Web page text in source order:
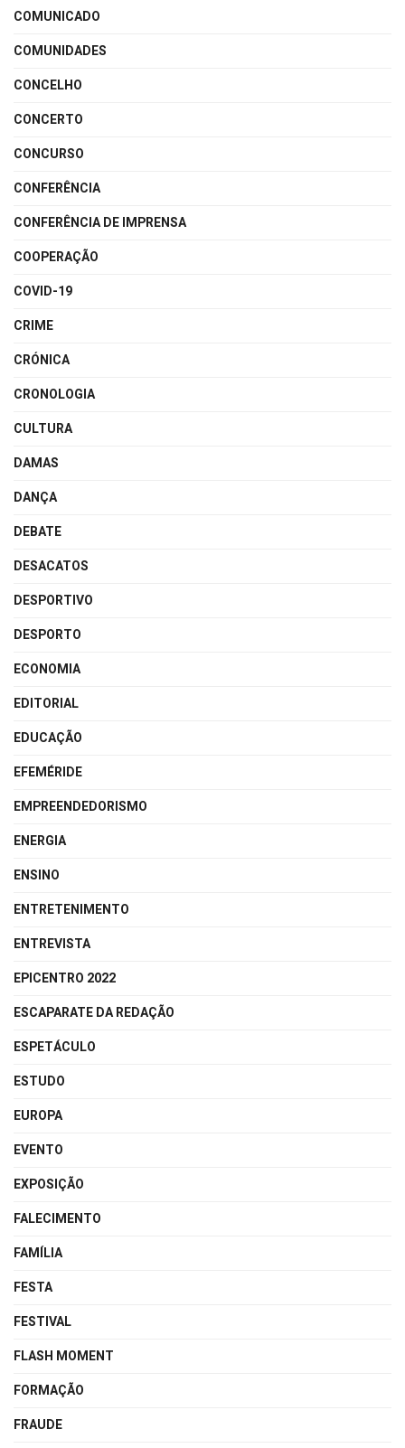
COMUNICADO
COMUNIDADES
CONCELHO
CONCERTO
CONCURSO
CONFERÊNCIA
CONFERÊNCIA DE IMPRENSA
COOPERAÇÃO
COVID-19
CRIME
CRÓNICA
CRONOLOGIA
CULTURA
DAMAS
DANÇA
DEBATE
DESACATOS
DESPORTIVO
DESPORTO
ECONOMIA
EDITORIAL
EDUCAÇÃO
EFEMÉRIDE
EMPREENDEDORISMO
ENERGIA
ENSINO
ENTRETENIMENTO
ENTREVISTA
EPICENTRO 2022
ESCAPARATE DA REDAÇÃO
ESPETÁCULO
ESTUDO
EUROPA
EVENTO
EXPOSIÇÃO
FALECIMENTO
FAMÍLIA
FESTA
FESTIVAL
FLASH MOMENT
FORMAÇÃO
FRAUDE